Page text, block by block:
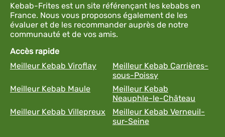
Kebab-Frites est un site référençant les kebabs en
France. Nous vous proposons également de les
évaluer et de les recommander auprès de notre
communauté et de vos amis.
Accès rapide
Meilleur Kebab Viroflay
Meilleur Kebab Carrières-
sous-Poissy
Meilleur Kebab Maule
Meilleur Kebab
Neauphle-le-Château
Meilleur Kebab Villepreux
Meilleur Kebab Verneuil-
sur-Seine